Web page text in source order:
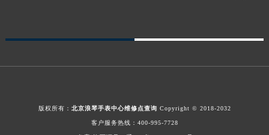
版权所有： 北京浪琴手表中心维修点查询 Copyright © 2018-2032
客户服务热线： 400-995-7728